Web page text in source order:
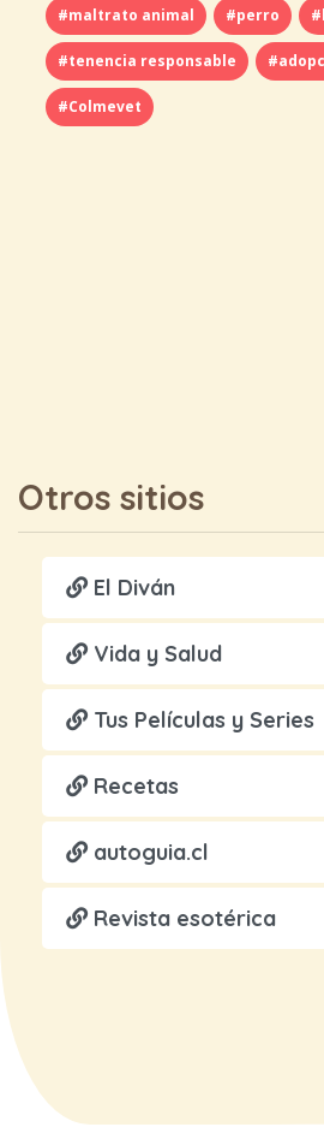
#maltrato animal #perro
#tenencia responsable
#Colmevet
Otros sitios
El Diván
Vida y Salud
Tus Películas y Series
Recetas
autoguia.cl
Revista esotérica